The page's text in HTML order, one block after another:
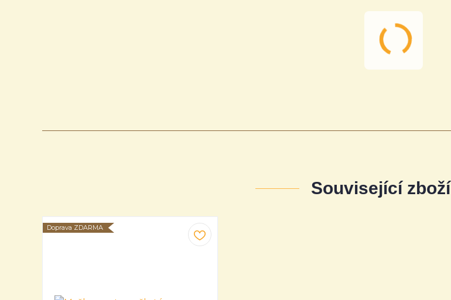
Související zboží
Doprava ZDARMA